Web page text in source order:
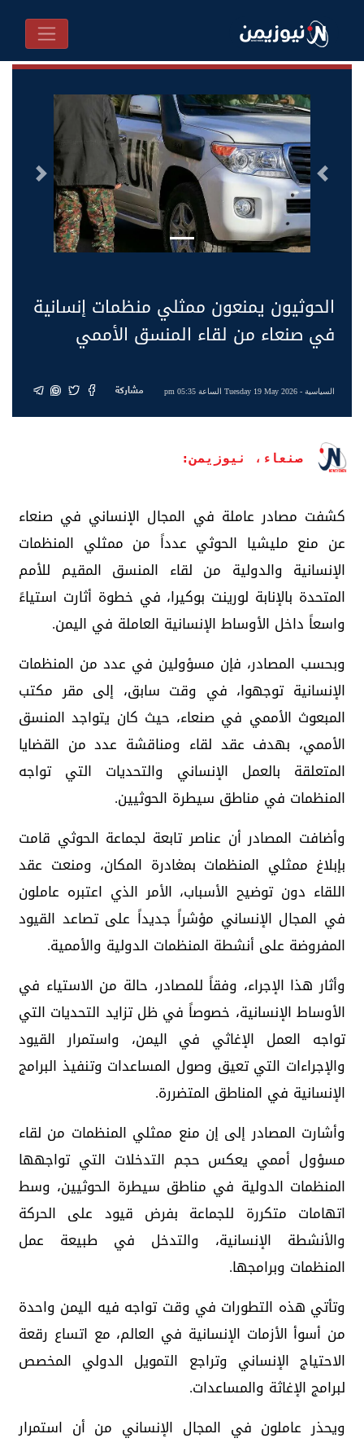
السابق التالى
الحوثيون يمنعون ممثلي منظمات إنسانية
في صنعاء من لقاء المنسق الأممي
السياسية- Tuesday 19 May 2026 الساعة 05:35 pm مشاركة
صنعاء، نيوزيمن:
كشفت مصادر عاملة في المجال الإنساني في صنعاء
عن منع مليشيا الحوثي عدداً من ممثلي المنظمات
الإنسانية والدولية من لقاء المنسق المقيم للأمم
المتحدة بالإنابة لورينت بوكيرا، في خطوة أثارت استياءً
واسعاً داخل الأوساط الإنسانية العاملة في اليمن.
وبحسب المصادر، فإن مسؤولين في عدد من المنظمات
الإنسانية توجهوا، في وقت سابق، إلى مقر مكتب
المبعوث الأممي في صنعاء، حيث كان يتواجد المنسق
الأممي، بهدف عقد لقاء ومناقشة عدد من القضايا
المتعلقة بالعمل الإنساني والتحديات التي تواجه
المنظمات في مناطق سيطرة الحوثيين.
وأضافت المصادر أن عناصر تابعة لجماعة الحوثي قامت
بإبلاغ ممثلي المنظمات بمغادرة المكان، ومنعت عقد
اللقاء دون توضيح الأسباب، الأمر الذي اعتبره عاملون
في المجال الإنساني مؤشراً جديداً على تصاعد القيود
المفروضة على أنشطة المنظمات الدولية والأممية.
وأثار هذا الإجراء، وفقاً للمصادر، حالة من الاستياء في
الأوساط الإنسانية، خصوصاً في ظل تزايد التحديات التي
تواجه العمل الإغاثي في اليمن، واستمرار القيود
والإجراءات التي تعيق وصول المساعدات وتنفيذ البرامج
الإنسانية في المناطق المتضررة.
وأشارت المصادر إلى إن منع ممثلي المنظمات من لقاء
مسؤول أممي يعكس حجم التدخلات التي تواجهها
المنظمات الدولية في مناطق سيطرة الحوثيين، وسط
اتهامات متكررة للجماعة بفرض قيود على الحركة
والأنشطة الإنسانية، والتدخل في طبيعة عمل
المنظمات وبرامجها.
وتأتي هذه التطورات في وقت تواجه فيه اليمن واحدة
من أسوأ الأزمات الإنسانية في العالم، مع اتساع رقعة
الاحتياج الإنساني وتراجع التمويل الدولي المخصص
لبرامج الإغاثة والمساعدات.
ويحذر عاملون في المجال الإنساني من أن استمرار